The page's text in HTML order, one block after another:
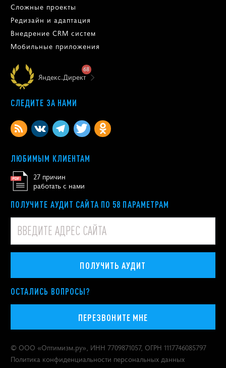
Сложные проекты
Редизайн и адаптация
Внедрение CRM систем
Мобильные приложения
Яндекс.Директ
68
СЛЕДИТЕ ЗА НАМИ
ЛЮБИМЫМ КЛИЕНТАМ
27 причин
работать с нами
ПОЛУЧИТЕ АУДИТ САЙТА ПО 58 ПАРАМЕТРАМ
ПОЛУЧИТЬ АУДИТ
ОСТАЛИСЬ ВОПРОСЫ?
ПЕРЕЗВОНИТЕ МНЕ
© ООО «Оптимизм.ру», ИНН 7709871057, ОГРН 1117746085797
Политика конфиденциальности персональных данных